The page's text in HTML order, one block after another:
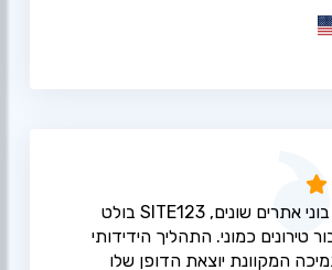
לאחר שניסיתי בוני אתרים שונים, SITE123 בולט
טירונים כמוני. התהליך הידידותי
המקוונת יוצאת הדופן שלו